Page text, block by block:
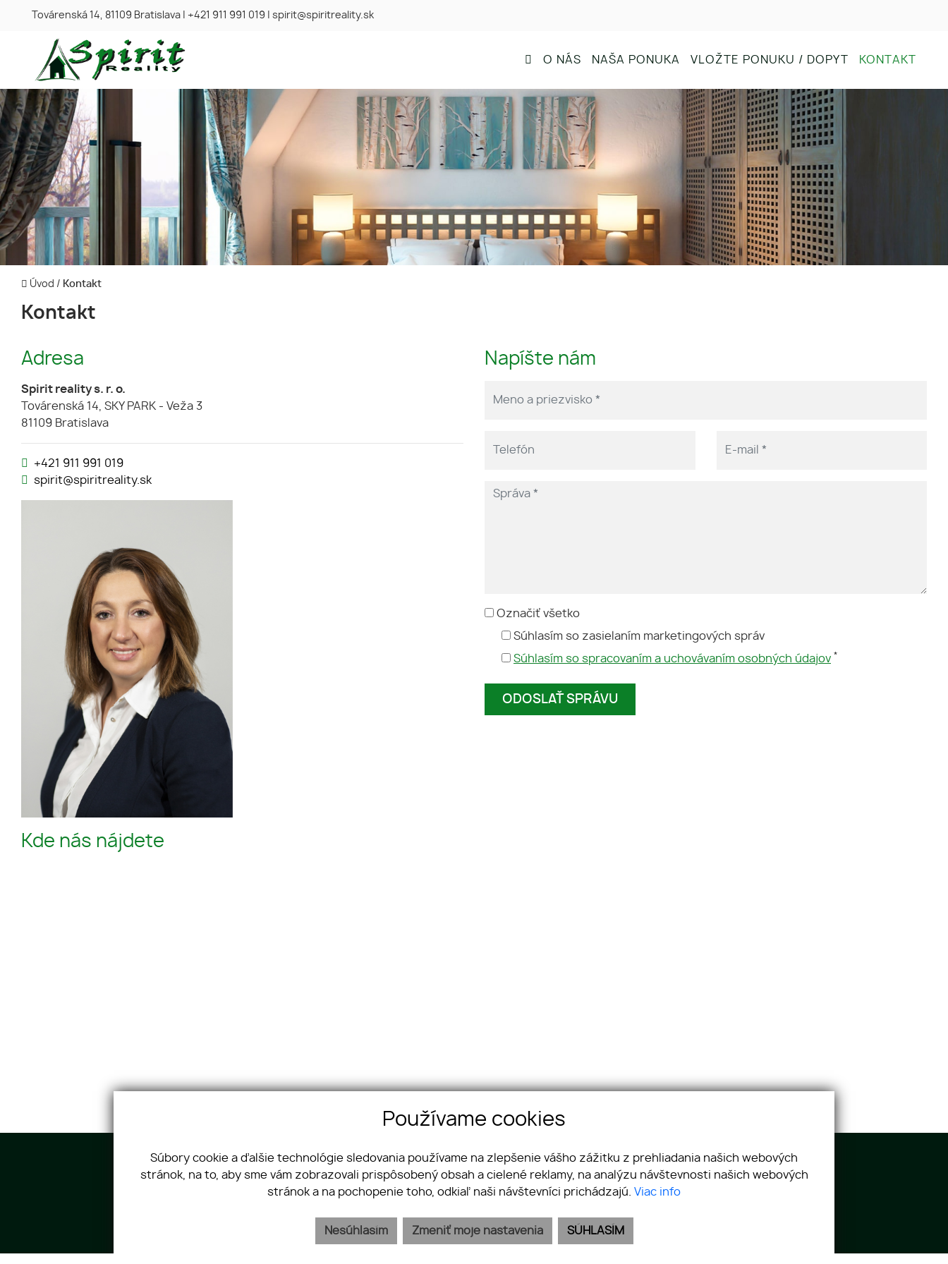
Továrenská 14, 81109 Bratislava +421 911 991 019 spirit@spiritreality.sk
O NÁS NAŠA PONUKA VLOŽTE PONUKU / DOPYT KONTAKT
Úvod / Kontakt
Kontakt
Adresa
Spirit reality s. r. o.
Továrenská 14, SKY PARK - Veža 3
81109 Bratislava
+421 911 991 019
spirit@spiritreality.sk
Napíšte nám
Označiť všetko
Súhlasím so zasielaním marketingových správ
Súhlasím so spracovaním a uchovávaním osobných údajov *
Kde nás nájdete
Továrenská 14, 81109 Bratislava +421 911 991 019
Používame cookies
Súbory cookie a ďalšie technológie sledovania používame na zlepšenie vášho zážitku z prehliadania našich webových
stránok, na to, aby sme vám zobrazovali prispôsobený obsah a cielené reklamy, na analýzu návštevnosti našich webových
stránok a na pochopenie toho, odkiaľ naši návštevníci prichádzajú. Viac info
SÚHLASÍM
Nesúhlasím Zmeniť moje nastavenia